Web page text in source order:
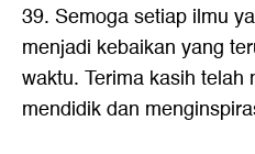
39. Semoga setiap ilmu
menjadi kebaikan yang
waktu. Terima kasih
mendidik dan